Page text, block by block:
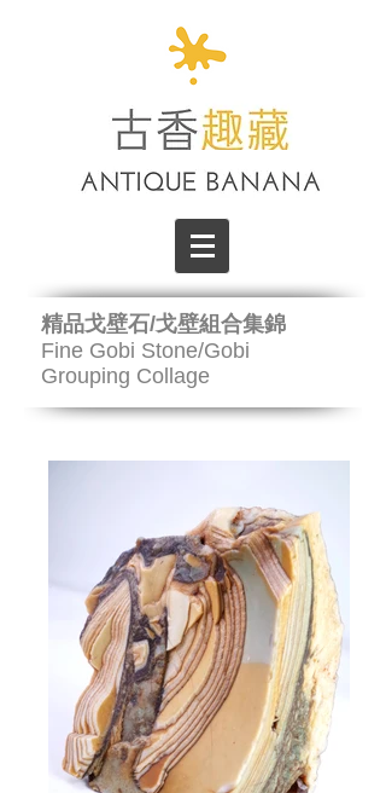
精品戈壁石/戈壁組合集錦
Fine Gobi Stone/Gobi
Grouping Collage